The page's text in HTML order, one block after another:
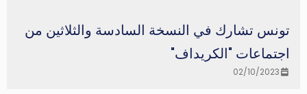
تونس تشارك في النسخة السادسة والثلاثين من
اجتماعات "الكريداف"
02/10/2023